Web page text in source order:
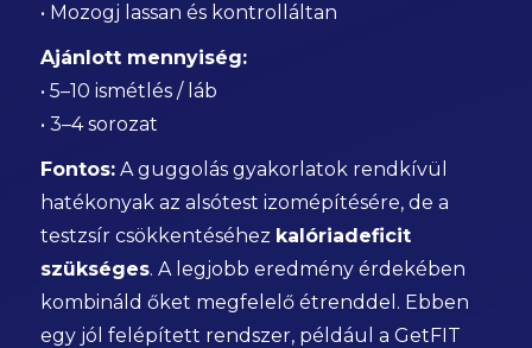
• Mozogj lassan és kontrolláltan
Ajánlott mennyiség:
• 5–10 ismétlés / láb
• 3–4 sorozat
Fontos:A guggolás gyakorlatok rendkívül
hatékonyak az alsótest izomépítésére, de a
testzsír csökkentéséhez kalóriadeficit
szükséges. A legjobb eredmény érdekében
kombináld őket megfelelő étrenddel. Ebben
egy jól felépített rendszer, például a GetFIT